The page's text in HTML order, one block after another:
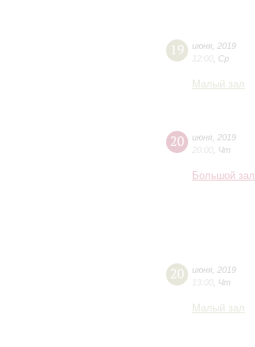
19 июня 2019
12:00 Ср
Малый зал
20 июня 2019
20:00 Чт
Большой зал
20 июня 2019
13:00 Чт
Малый зал